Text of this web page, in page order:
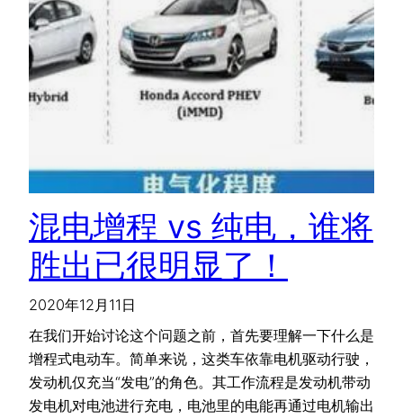
混电增程 vs 纯电，谁将
胜出已很明显了！
2020年12月11日
在我们开始讨论这个问题之前，首先要理解一下什么是
增程式电动车。简单来说，这类车依靠电机驱动行驶，
发动机仅充当“发电”的角色。其工作流程是发动机带动
发电机对电池进行充电，电池里的电能再通过电机输出